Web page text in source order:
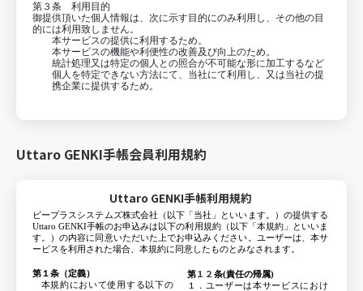
第３条 利用目的
御提供頂いた個人情報は、次に示す目的にのみ利用し、その他の目
的には利用致しません。
本サービスの提供に利用するため。
本サービスの機能や利便性の改善及び向上のため。
統計処理又は特定の個人との照合が不可能な形に加工するなど
個人を特定できない方法にて、当社にて利用し、又は当社の提
携企業に提供するため。
合はこの限りではありません。
公衆衛生の向上又は児童の健全な育成の推進のために特に必要
がある場合であって、ユーザーの同意を得ることが困難である
とき
国の機関もしくは地方公共団体又はその委託を受けた者が法令
の定める事務を遂行することに対して協力する必要がある場合
であって、ユーザーの同意を得ることにより当該事務の遂行に
支障を及ぼすおそれがあるとき
Uttaro GENKI手帳会員利用規約
Uttaro GENKI手帳利用規約
ビープラスシステムズ株式会社（以下「当社」といいます。）の提供する
Uttaro GENKI手帳のお申込みは以下の利用規約（以下「本規約」といいま
す。）の内容に同意いただいた上でお申込みください。ユーザーは、本サ
ービスを利用された場合、本規約に同意したものとみなされます。
第１条（定義）
本規約において使用する以下の
第１２ 条(責任の帰属)
１．ユーザーは本サービスにおけ